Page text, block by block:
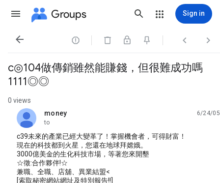
Groups Sign in
   
c◎104做傳銷雖然能賺錢，但很難成功嗎
1111◎◎
0 views
money
unread,
6/24/05
to
c39未來的產業已經大變革了！掌握機會者，可得財富！
現在的科技都到火星，您還在地球拜嫦娥。
3000億美金的生化科技市場，等著您來開墾
☆徵:合作夥伴!☆
兼職、全職、店舖、異業結盟<
[索取秘密網站網址及特別報告!!]